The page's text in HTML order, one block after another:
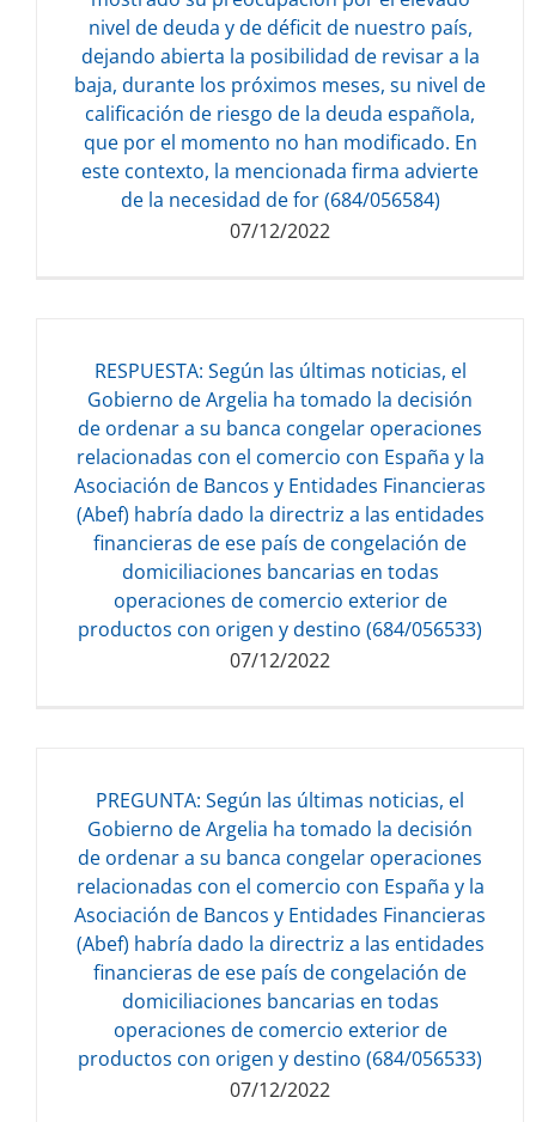
Descarga del documento:
85.33 KB
nivel de deuda y de déficit de nuestro país,
dejando abierta la posibilidad de revisar a la
baja, durante los próximos meses, su nivel de
calificación de riesgo de la deuda española,
que por el momento no han modificado. En
este contexto, la mencionada firma advierte
de la necesidad de for (684/056584)
07/12/2022
Descarga del documento:
132.75 KB
RESPUESTA: Según las últimas noticias, el
Gobierno de Argelia ha tomado la decisión
de ordenar a su banca congelar operaciones
relacionadas con el comercio con España y la
Asociación de Bancos y Entidades Financieras
(Abef) habría dado la directriz a las entidades
financieras de ese país de congelación de
domiciliaciones bancarias en todas
operaciones de comercio exterior de
productos con origen y destino (684/056533)
07/12/2022
Descarga del documento:
84.93 KB
PREGUNTA: Según las últimas noticias, el
Gobierno de Argelia ha tomado la decisión
de ordenar a su banca congelar operaciones
relacionadas con el comercio con España y la
Asociación de Bancos y Entidades Financieras
(Abef) habría dado la directriz a las entidades
financieras de ese país de congelación de
domiciliaciones bancarias en todas
operaciones de comercio exterior de
productos con origen y destino (684/056533)
07/12/2022